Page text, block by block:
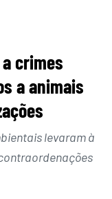
crimes
a animais
levaram à